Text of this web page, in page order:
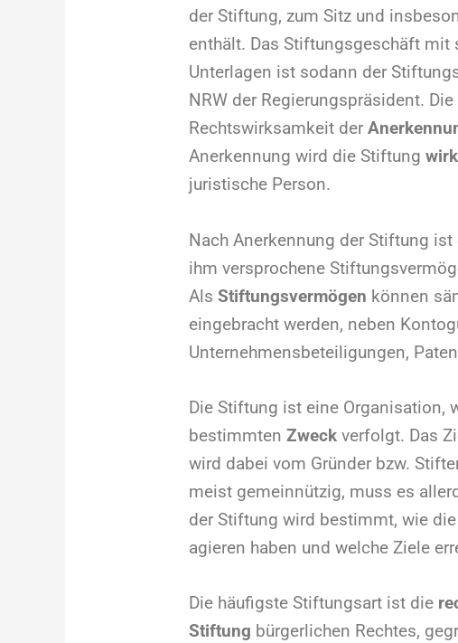
der Stiftung, zum Sitz und
enthält. Das Stiftungsgeschäft mit
Unterlagen ist sodann der
NRW der Regierungspräsident.
Rechtswirksamkeit der
Anerkennung wird die Stiftung
juristische Person.
Nach Anerkennung der Stiftung
ihm versprochene
Als Stiftungsvermögen können
eingebracht werden, neben
Unternehmensbeteiligungen,
Die Stiftung ist eine Organisation,
bestimmten Zweckverfolgt. Das
wird dabei vom Gründer bzw.
meist gemeinnützig, muss es
der Stiftung wird bestimmt, wie
agieren haben und welche Ziele
Die häufigste Stiftungsart ist die
Stiftung bürgerlichen Rechtes,